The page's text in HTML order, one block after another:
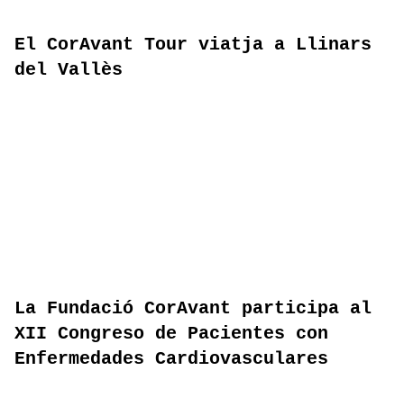
El CorAvant Tour viatja a Llinars
del Vallès
La Fundació CorAvant participa al
XII Congreso de Pacientes con
Enfermedades Cardiovasculares